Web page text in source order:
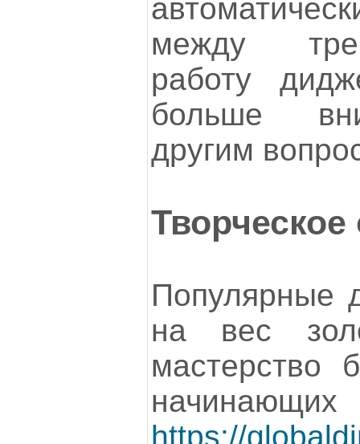
между
работу
больше
другим
Творческое
Популярные
на вес
мастерство
https://